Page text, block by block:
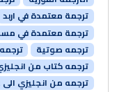
ترجمة معتمدة في اربد
ترجمة معتمدة في
ترجمه صوتية
ترجمه كتاب من
ترجمه من انجليزي الى